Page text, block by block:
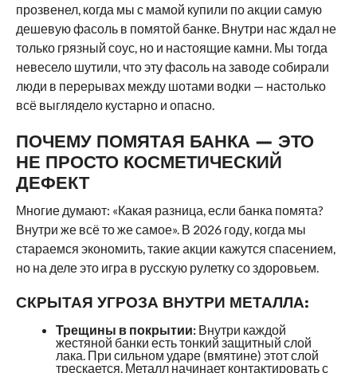
прозвенел, когда мы с мамой купили по акции самую
дешевую фасоль в помятой банке. Внутри нас ждал не
только грязный соус, но и настоящие камни. Мы тогда
невесело шутили, что эту фасоль на заводе собирали
люди в перерывах между шотами водки — настолько
всё выглядело кустарно и опасно.
ПОЧЕМУ ПОМЯТАЯ БАНКА — ЭТО
НЕ ПРОСТО КОСМЕТИЧЕСКИЙ
ДЕФЕКТ
Многие думают: «Какая разница, если банка помята?
Внутри же всё то же самое». В 2026 году, когда мы
стараемся экономить, такие акции кажутся спасением,
но на деле это игра в русскую рулетку со здоровьем.
СКРЫТАЯ УГРОЗА ВНУТРИ МЕТАЛЛА:
Трещины в покрытии:Внутри каждой
жестяной банки есть тонкий защитный слой
лака. При сильном ударе (вмятине) этот слой
трескается. Металл начинает контактировать с